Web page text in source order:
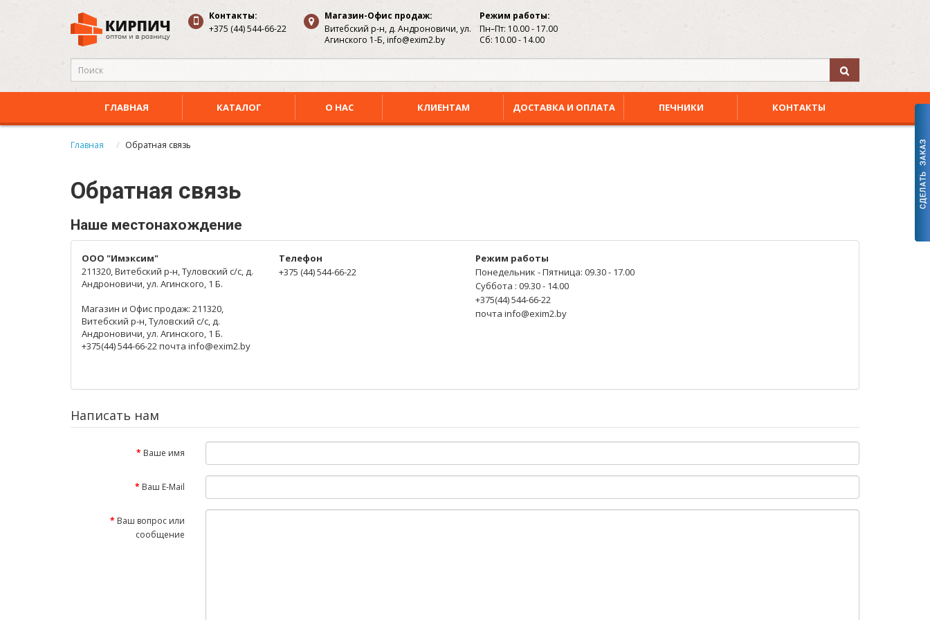
Контакты:
+375 (44) 544-66-22
Магазин-Офис продаж:
Витебский р-н, д. Андроновичи, ул.
Агинского 1-Б, info@exim2.by
Режим работы:
Пн–Пт: 10.00 - 17.00
Сб: 10.00 - 14.00
ГЛАВНАЯ КАТАЛОГ О НАС КЛИЕНТАМ ДОСТАВКА И ОПЛАТА ПЕЧНИКИ КОНТАКТЫ
Главная Обратная связь
Обратная связь
Наше местонахождение
ООО "Имэксим"
211320, Витебский р-н, Туловский с/с, д.
Андроновичи, ул. Агинского, 1 Б.
Магазин и Офис продаж: 211320,
Витебский р-н, Туловский с/с, д.
Андроновичи, ул. Агинского, 1 Б.
+375(44) 544-66-22 почта info@exim2.by
Телефон
+375 (44) 544-66-22
Режим работы
Понедельник - Пятница: 09.30 - 17.00
Суббота : 09.30 - 14.00
+375(44) 544-66-22
почта info@exim2.by
Написать нам
Ваше имя
Ваш E-Mail
Ваш вопрос или
сообщение